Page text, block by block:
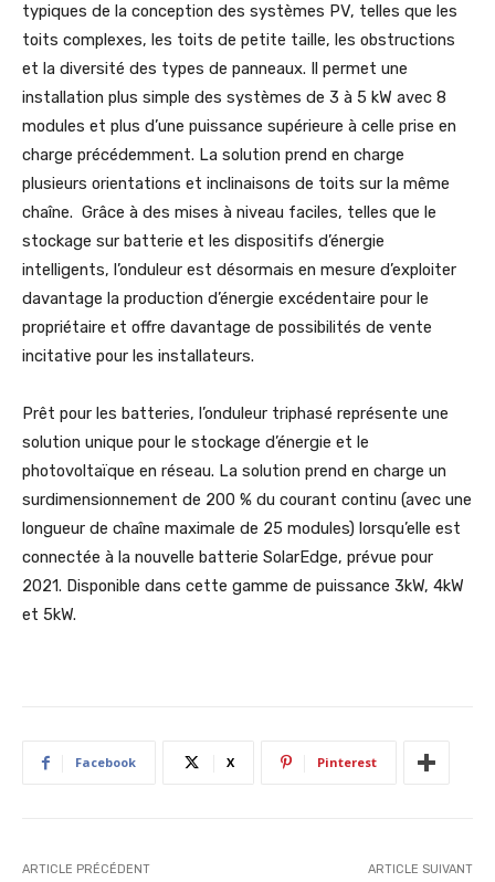
typiques de la conception des systèmes PV, telles que les
toits complexes, les toits de petite taille, les obstructions
et la diversité des types de panneaux. Il permet une
installation plus simple des systèmes de 3 à 5 kW avec 8
modules et plus d’une puissance supérieure à celle prise en
charge précédemment. La solution prend en charge
plusieurs orientations et inclinaisons de toits sur la même
chaîne. Grâce à des mises à niveau faciles, telles que le
stockage sur batterie et les dispositifs d’énergie
intelligents, l’onduleur est désormais en mesure d’exploiter
davantage la production d’énergie excédentaire pour le
propriétaire et offre davantage de possibilités de vente
incitative pour les installateurs.
Prêt pour les batteries, l’onduleur triphasé représente une
solution unique pour le stockage d’énergie et le
photovoltaïque en réseau. La solution prend en charge un
surdimensionnement de 200 % du courant continu (avec une
longueur de chaîne maximale de 25 modules) lorsqu’elle est
connectée à la nouvelle batterie SolarEdge, prévue pour
2021. Disponible dans cette gamme de puissance 3kW, 4kW
et 5kW.
Facebook X Pinterest
ARTICLE PRÉCÉDENT ARTICLE SUIVANT